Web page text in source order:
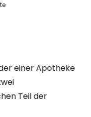
einer Apotheke
Teil der